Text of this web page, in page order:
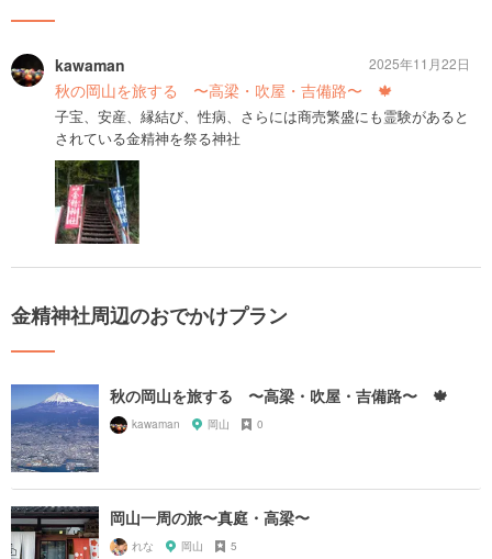
kawaman
秋の岡山を旅する 〜高梁・吹屋・吉備路〜 🍁
子宝、安産、縁結び、性病、さらには商売繁盛にも霊験があると
されている金精神を祭る神社
2025年11月22日
金精神社周辺のおでかけプラン
秋の岡山を旅する 〜高梁・吹屋・吉備路〜 🍁
kawaman 岡山 0
岡山一周の旅〜真庭・高梁〜
れな 岡山 5